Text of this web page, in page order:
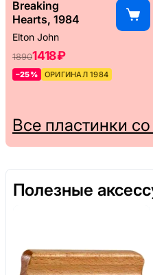
Breaking
Hearts, 1984
Elton John
18901418 ₽
–25% ОРИГИНАЛ 1984
Все пластинки
Полезные